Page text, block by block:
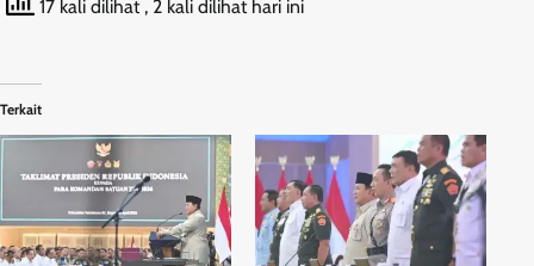
17 kali dilihat , 2 kali dilihat hari ini
Terkait